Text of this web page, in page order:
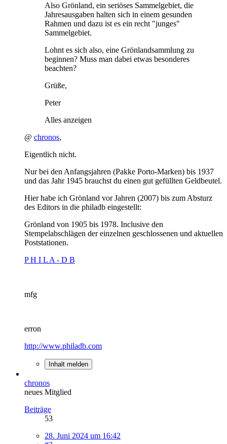
Also Grönland, ein seriöses Sammelgebiet, die
Jahresausgaben halten sich in einem gesunden
Rahmen und dazu ist es ein recht "junges"
Sammelgebiet.
Lohnt es sich also, eine Grönlandsammlung zu
beginnen? Muss man dabei etwas besonderes
beachten?
Grüße,
Peter
Alles anzeigen
@ chronos,
Eigentlich nicht.
Nur bei den Anfangsjahren (Pakke Porto-Marken) bis 1937
und das Jahr 1945 brauchst du einen gut gefüllten Geldbeutel.
Hier habe ich Grönland vor Jahren (2007) bis zum Absturz
des Editors in die philadb eingestellt:
Grönland von 1905 bis 1978. Inclusive den
Stempelabschlägen der einzelnen geschlossenen und aktuellen
Poststationen.
P H I L A - D B
mfg
erron
http://www.philadb.com
Inhalt melden
chronos
neues Mitglied
Beiträge
53
28. Juni 2024 um 16:42